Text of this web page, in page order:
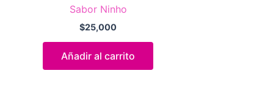
Sabor Ninho
$25,000
Añadir al carrito